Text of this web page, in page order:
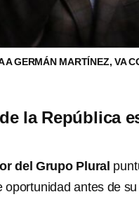
A GERMÁN MARTÍNEZ, VA
la República
del Grupo Plural
oportunidad antes de